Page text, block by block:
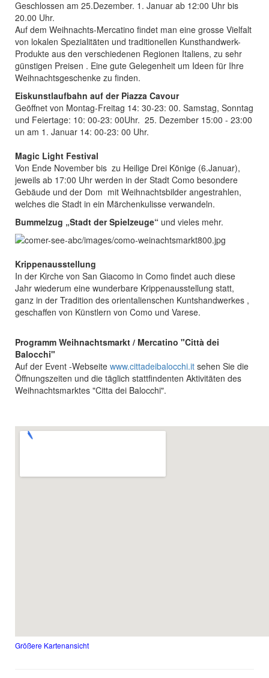
Geschlossen am 25.Dezember. 1. Januar ab 12:00 Uhr bis
20.00 Uhr.
Auf dem Weihnachts-Mercatino findet man eine grosse Vielfalt
von lokalen Spezialitäten und traditionellen Kunsthandwerk-
Produkte aus den verschiedenen Regionen Italiens, zu sehr
günstigen Preisen . Eine gute Gelegenheit um Ideen für Ihre
Weihnachtsgeschenke zu finden.
Eiskunstlaufbahn auf der Piazza Cavour
Geöffnet von Montag-Freitag 14: 30-23: 00. Samstag, Sonntag
und Feiertage: 10: 00-23: 00Uhr. 25. Dezember 15:00 - 23:00
un am 1. Januar 14: 00-23: 00 Uhr.
Magic Light Festival
Von Ende November bis zu Heilige Drei Könige (6.Januar),
jeweils ab 17:00 Uhr werden in der Stadt Como besondere
Gebäude und der Dom mit Weihnachtsbilder angestrahlen,
welches die Stadt in ein Märchenkulisse verwandeln.
Bummelzug „Stadt der Spielzeuge“ und vieles mehr.
Krippenausstellung
In der Kirche von San Giacomo in Como findet auch diese
Jahr wiederum eine wunderbare Krippenausstellung statt,
ganz in der Tradition des orientalienschen Kuntshandwerkes ,
geschaffen von Künstlern von Como und Varese.
Programm Weihnachtsmarkt / Mercatino "Città dei
Balocchi"
Auf der Event -Webseite www.cittadeibalocchi.it sehen Sie die
Öffnungszeiten und die täglich stattfindenten Aktivitäten des
Weihnachtsmarktes "Citta dei Balocchi".
Größere Kartenansicht